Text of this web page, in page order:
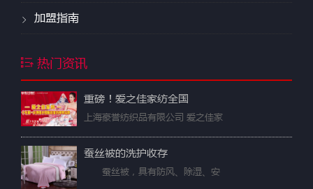
加盟指南
热门资讯
重磅！爱之佳家纺全国
上海豪誉纺织品有限公司 爱之佳家
蚕丝被的洗护收存
蚕丝被，具有防风、除湿、安